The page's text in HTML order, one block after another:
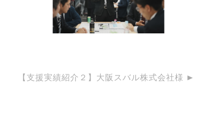
【支援実績紹介２】大阪スバル株式会社様